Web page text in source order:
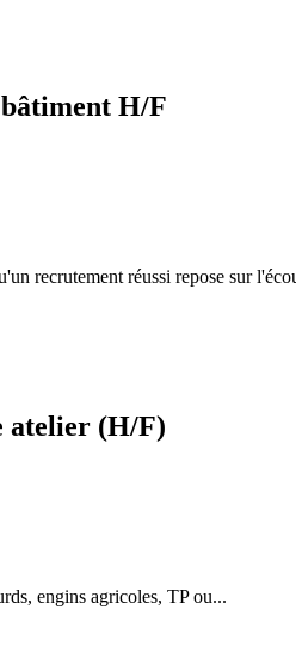
H/F
recrutement réussi repose sur
atelier (H/F)
engins agricoles, TP ou...